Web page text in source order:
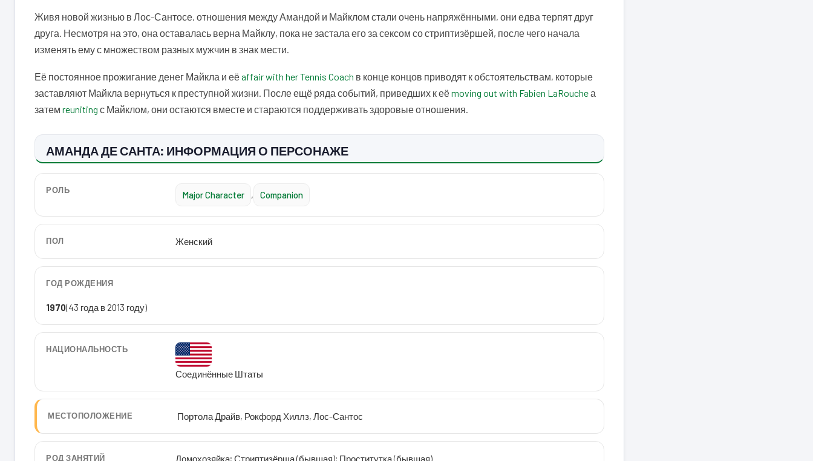
Живя новой жизнью в Лос-Сантосе, отношения между Амандой и Майклом стали очень напряжёнными, они едва терпят друг
друга. Несмотря на это, она оставалась верна Майклу, пока не застала его за сексом со стриптизёршей, после чего начала
изменять ему с множеством разных мужчин в знак мести.
Её постоянное прожигание денег Майкла и еёaffair with herTennis Coach в конце концов приводят к обстоятельствам, которые
заставляют Майкла вернуться к преступной жизни. После ещё ряда событий, приведших к еёmoving out with Fabien LaRoucheа
затем reuniting с Майклом, они остаются вместе и стараются поддерживать здоровые отношения.
АМАНДА ДЕ САНТА: ИНФОРМАЦИЯ О ПЕРСОНАЖЕ
РОЛЬ Major Character , Companion
ПОЛ Женский
ГОД РОЖДЕНИЯ
1970(43 года в 2013 году)
НАЦИОНАЛЬНОСТЬ
Соединённые Штаты
МЕСТОПОЛОЖЕНИЕ Портола Драйв, Рокфорд Хиллз, Лос-Сантос
РОД ЗАНЯТИЙ Домохозяйка; Стриптизёрша (бывшая); Проститутка (бывшая)